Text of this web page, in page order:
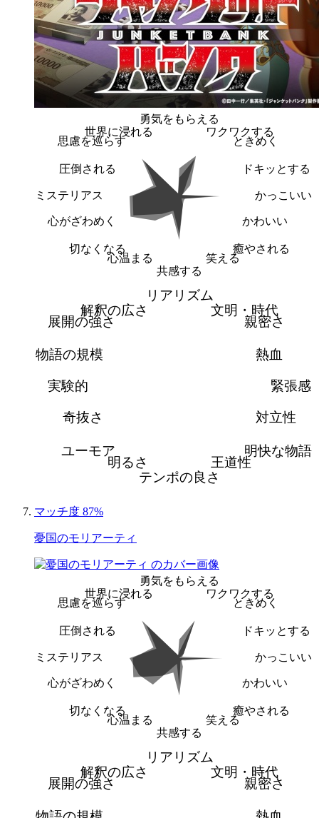
勇気をもらえる
ワクワクする
ときめく
ドキッとする
かっこいい
かわいい
癒やされる
笑える
共感する
心温まる
切なくなる
心がざわめく
ミステリアス
圧倒される
思慮を巡らす
世界に浸れる
リアリズム
文明・時代
親密さ
熱血
緊張感
対立性
明快な物語
王道性
テンポの良さ
明るさ
ユーモア
奇抜さ
実験的
物語の規模
展開の強さ
解釈の広さ
マッチ度 87%
憂国のモリアーティ
勇気をもらえる
ワクワクする
ときめく
ドキッとする
かっこいい
かわいい
癒やされる
笑える
共感する
心温まる
切なくなる
心がざわめく
ミステリアス
圧倒される
思慮を巡らす
世界に浸れる
リアリズム
文明・時代
親密さ
展開の強さ
解釈の広さ